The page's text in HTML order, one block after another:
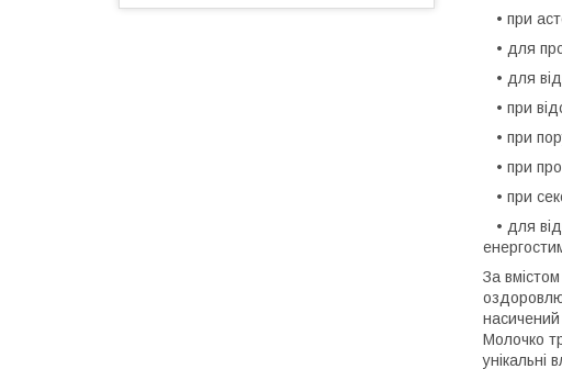
• при
• для
• для
• при
• при
• при
• при
• для
За
насичений
Молочко
унікальні